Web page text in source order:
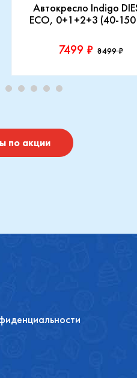
Автокресло Indigo
ECO, 0+1+2+3 (40-
7499 ₽ 8499 ₽
Производитель::
Indigo
по акции